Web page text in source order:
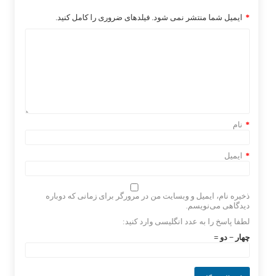
ایمیل شما منتشر نمی شود. فیلدهای ضروری را کامل کنید. *
نام *
ایمیل *
ذخیره نام، ایمیل و وبسایت من در مرورگر برای زمانی که دوباره
دیدگاهی می‌نویسم.
لطفا پاسخ را به عدد انگلیسی وارد کنید:
چهار − دو =